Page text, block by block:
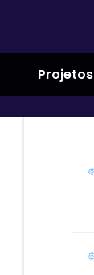
Projetos